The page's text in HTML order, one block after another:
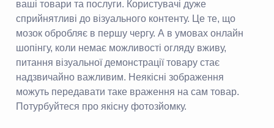
ваші товари та послуги. Користувачі дуже
сприйнятливі до візуального контенту. Це те, що
мозок обробляє в першу чергу. А в умовах онлайн
шопінгу, коли немає можливості огляду вживу,
питання візуальної демонстрації товару стає
надзвичайно важливим. Неякісні зображення
можуть передавати таке враження на сам товар.
Потурбуйтеся про якісну фотозйомку.